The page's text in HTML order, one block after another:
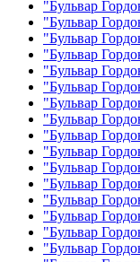
"Бульвар
"Бульвар
"Бульвар
"Бульвар
"Бульвар
"Бульвар
"Бульвар
"Бульвар
"Бульвар
"Бульвар
"Бульвар
"Бульвар
"Бульвар
"Бульвар
"Бульвар
"Бульвар